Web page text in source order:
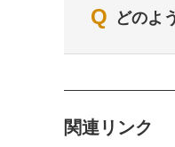
Q どのよ
関連リンク